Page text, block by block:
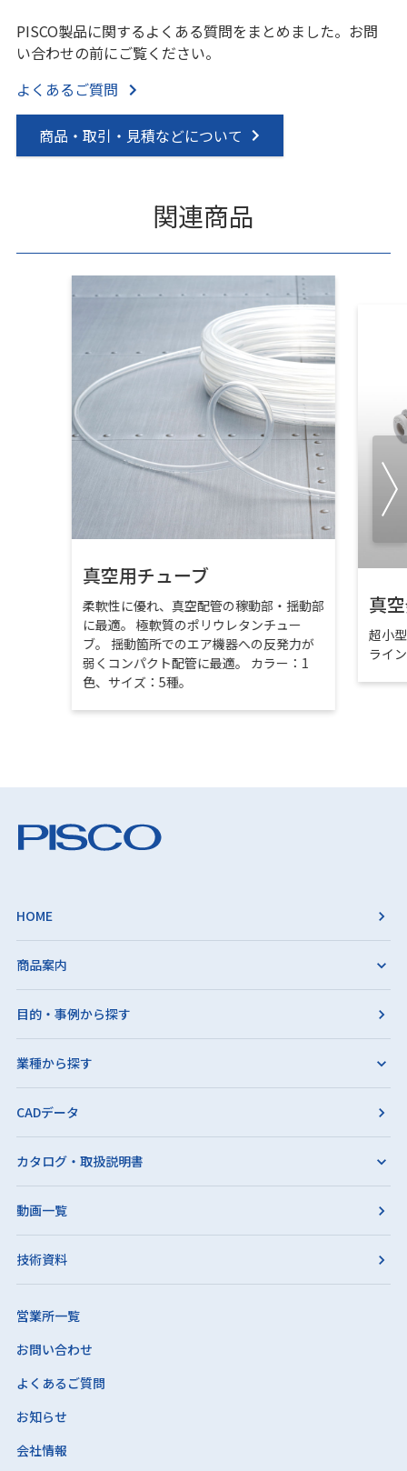
PISCO製品に関するよくある質問をまとめました。お問
い合わせの前にご覧ください。
よくあるご質問
商品・取引・見積などについて
関連商品
真空用チューブ
柔軟性に優れ、真空配管の稼動部・揺動部
に最適。 極軟質のポリウレタンチュー
ブ。 揺動箇所でのエア機器への反発力が
弱くコンパクト配管に最適。 カラー：1
色、サイズ：5種。
真
超小
ライ
HOME
商品案内
目的・事例から探す
業種から探す
CADデータ
カタログ・取扱説明書
動画一覧
技術資料
営業所一覧
お問い合わせ
よくあるご質問
お知らせ
会社情報